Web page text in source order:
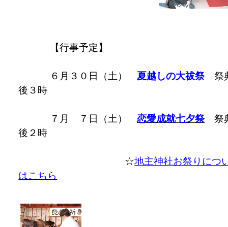
【行事予定】
６月３０日（土） 夏越しの大祓祭祭
後３時
７月 ７日（土）恋愛成就七夕祭祭
後２時
☆地主神社お祭りにつ
はこちら